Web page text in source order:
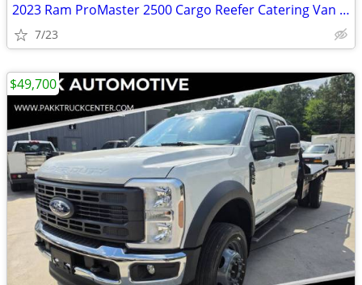
2023 Ram ProMaster 2500 Cargo Reefer Catering Van Thermo King V320
7/23
$49,700